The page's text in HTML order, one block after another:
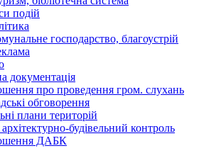
подій
господарство, благоустрій
документація
про проведення гром. слухань
обговорення
плани територій
будівельний контроль
ДАБК